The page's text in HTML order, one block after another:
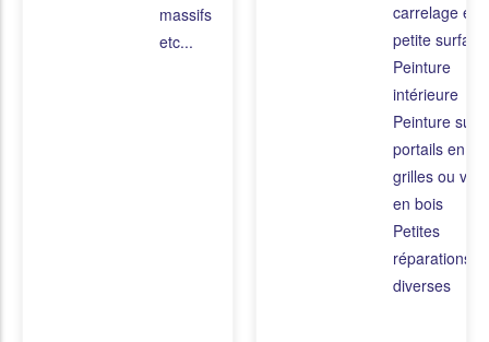
massifs
etc...
carrelage en
petite surface
Peinture
intérieure
Peinture sur
portails en
grilles ou
en bois
Petites
réparations
diverses